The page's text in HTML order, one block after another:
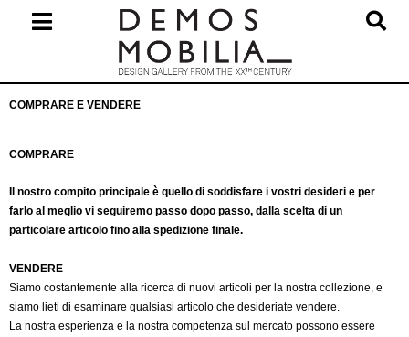
primario
navigzione
COMPRARE E VENDERE
COMPRARE
Il nostro compito principale è quello di soddisfare i vostri desideri e per
farlo al meglio vi seguiremo passo dopo passo, dalla scelta di un
particolare articolo fino alla spedizione finale.
VENDERE
Siamo costantemente alla ricerca di nuovi articoli per la nostra collezione, e
siamo lieti di esaminare qualsiasi articolo che desideriate vendere.
La nostra esperienza e la nostra competenza sul mercato possono essere